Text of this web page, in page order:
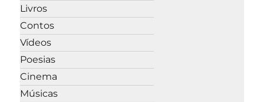
Livros
Contos
Vídeos
Poesias
Cinema
Músicas